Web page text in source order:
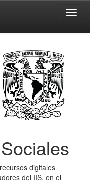
digitales
del IIS, en el